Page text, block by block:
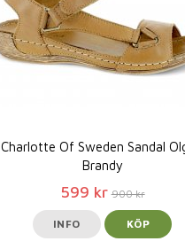
Charlotte Of Sweden Sandal
Brandy
599 kr 900 kr
INFO KÖP